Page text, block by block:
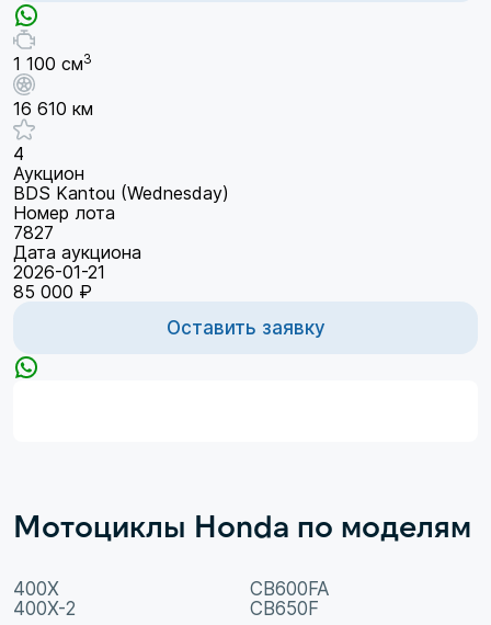
1 100 см3
16 610 км
4
Аукцион
BDS Kantou (Wednesday)
Номер лота
7827
Дата аукциона
2026-01-21
85 000 ₽
Оставить заявку
Мотоциклы Honda по моделям
400X
400X-2
CB600FA
CB650F